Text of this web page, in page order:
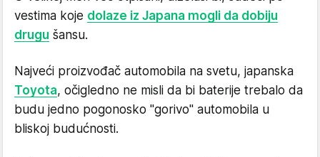
vestima koje dolaze iz Japana mogli da dobiju
drugu šansu.
Najveći proizvođač automobila na svetu, japanska
Toyota, očigledno ne misli da bi baterije trebalo da
budu jedno pogonosko "gorivo" automobila u
bliskoj budućnosti.